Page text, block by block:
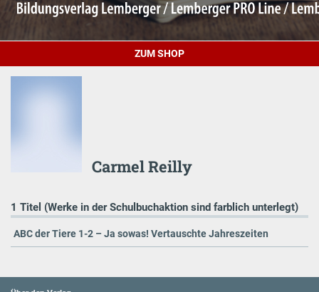
ZUM SHOP
Carmel Reilly
1 Titel (Werke in der Schulbuchaktion sind farblich unterlegt)
ABC der Tiere 1-2 – Ja sowas! Vertauschte Jahreszeiten